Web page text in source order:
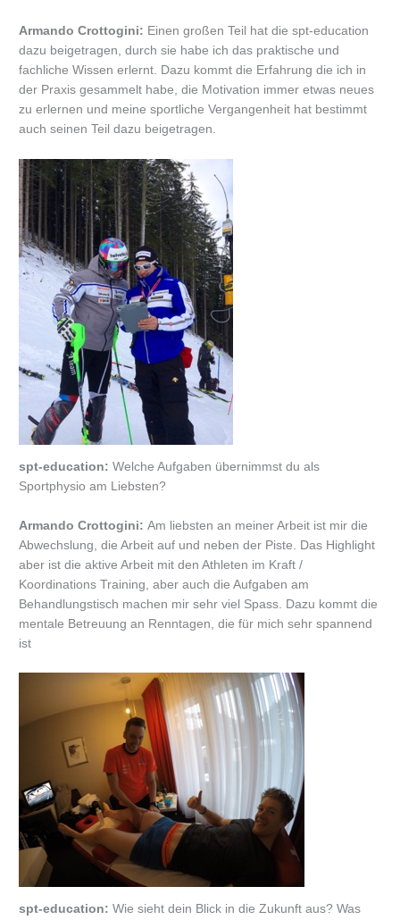
Armando Crottogini: Einen großen Teil hat die spt-education
dazu beigetragen, durch sie habe ich das praktische und
fachliche Wissen erlernt. Dazu kommt die Erfahrung die ich in
der Praxis gesammelt habe, die Motivation immer etwas neues
zu erlernen und meine sportliche Vergangenheit hat bestimmt
auch seinen Teil dazu beigetragen.
spt-education:Welche Aufgaben übernimmst du als
Sportphysio am Liebsten?
Armando Crottogini:Am liebsten an meiner Arbeit ist mir die
Abwechslung, die Arbeit auf und neben der Piste. Das Highlight
aber ist die aktive Arbeit mit den Athleten im Kraft /
Koordinations Training, aber auch die Aufgaben am
Behandlungstisch machen mir sehr viel Spass. Dazu kommt die
mentale Betreuung an Renntagen, die für mich sehr spannend
ist
spt-education: Wie sieht dein Blick in die Zukunft aus? Was